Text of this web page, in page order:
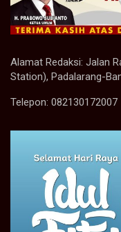
Alamat Redaksi: Jalan
Station), Padalarang-
Telepon: 082130172007